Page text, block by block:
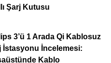
Şarj Kutusu
3’ü 1 Arada Qi Kablosuz
İstasyonu İncelemesi:
Kablo